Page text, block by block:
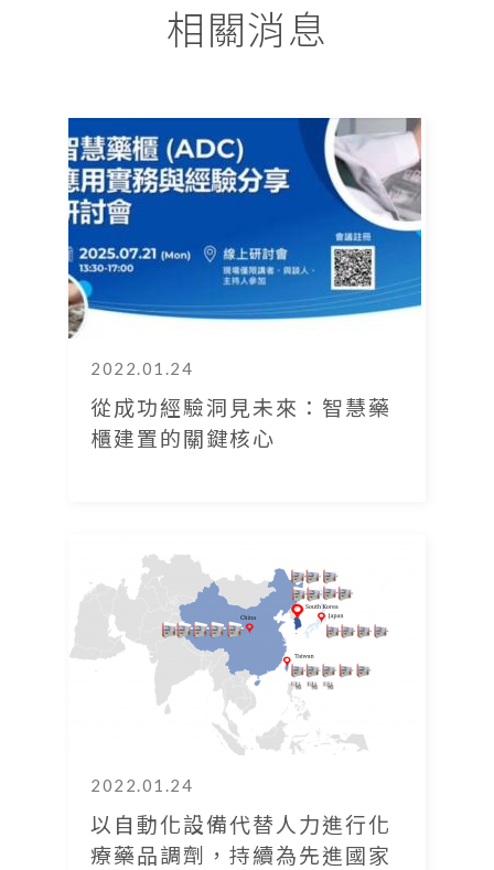
相關消息
2022.01.24
從成功經驗洞見未來：智慧藥
櫃建置的關鍵核心
2022.01.24
以自動化設備代替人力進行化
療藥品調劑，持續為先進國家